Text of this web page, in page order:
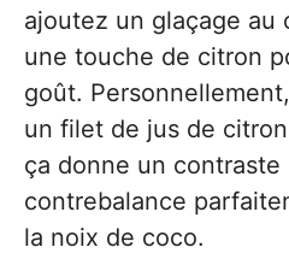
ajoutez un glaçage au
une touche de citron
goût.
un filet de jus de
ça donne un contraste
contrebalance
la noix de coco.